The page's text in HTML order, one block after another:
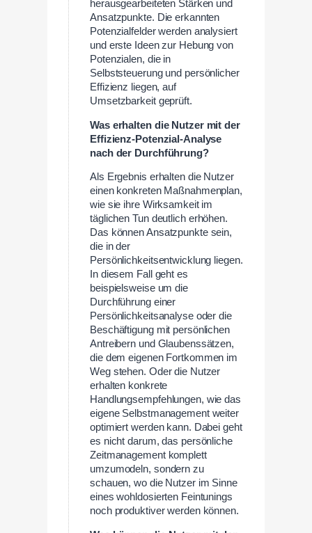
herausgearbeiteten Stärken und
Ansatzpunkte. Die erkannten
Potenzialfelder werden analysiert
und erste Ideen zur Hebung von
Potenzialen, die in
Selbststeuerung und persönlicher
Effizienz liegen, auf
Umsetzbarkeit geprüft.
Was erhalten die Nutzer mit der
Effizienz-Potenzial-Analyse
nach der Durchführung?
Als Ergebnis erhalten die Nutzer
einen konkreten Maßnahmenplan,
wie sie ihre Wirksamkeit im
täglichen Tun deutlich erhöhen.
Das können Ansatzpunkte sein,
die in der
Persönlichkeitsentwicklung liegen.
In diesem Fall geht es
beispielsweise um die
Durchführung einer
Persönlichkeitsanalyse oder die
Beschäftigung mit persönlichen
Antreibern und Glaubenssätzen,
die dem eigenen Fortkommen im
Weg stehen. Oder die Nutzer
erhalten konkrete
Handlungsempfehlungen, wie das
eigene Selbstmanagement weiter
optimiert werden kann. Dabei geht
es nicht darum, das persönliche
Zeitmanagement komplett
umzumodeln, sondern zu
schauen, wo die Nutzer im Sinne
eines wohldosierten Feintunings
noch produktiver werden können.